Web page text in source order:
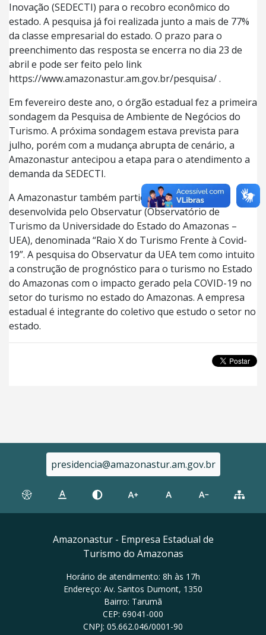
Inovação (SEDECTI) para o recobro econômico do
estado. A pesquisa já foi realizada junto a mais de 77%
da classe empresarial do estado. O prazo para o
preenchimento das resposta se encerra no dia 23 de
abril e pode ser feito pelo link
https://www.amazonastur.am.gov.br/pesquisa/ .
Em fevereiro deste ano, o órgão estadual fez a primeira
sondagem da Pesquisa de Ambiente de Negócios do
Turismo. A próxima sondagem estava prevista para
julho, porém com a mudança abrupta de cenário, a
Amazonastur antecipou a etapa para o atendimento a
demanda da SEDECTI.
A Amazonastur também participa da pesquisa
desenvolvida pelo Observatur (Observatório de
Turismo da Universidade do Estado do Amazonas –
UEA), denominada “Raio X do Turismo Frente à Covid-
19”. A pesquisa do Observatur da UEA tem como intuito
a construção de prognóstico para o turismo no Estado
do Amazonas com o impacto gerado pela COVID-19 no
setor do turismo no estado do Amazonas. A empresa
estadual é integrante do coletivo que estudo o setor no
estado.
presidencia@amazonastur.am.gov.br
Amazonastur - Empresa Estadual de
Turismo do Amazonas
Horário de atendimento: 8h às 17h
Endereço: Av. Santos Dumont, 1350
Bairro: Tarumã
CEP: 69041-000
CNPJ: 05.662.046/0001-90